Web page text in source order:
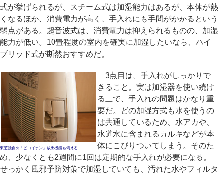
式が挙げられるが、スチーム式は加湿能力はあるが、本体が熱
くなるほか、消費電力が高く、手入れにも手間がかかるという
弱点がある。超音波式は、消費電力は抑えられるものの、加湿
能力が低い。10畳程度の室内を確実に加湿したいなら、ハイ
ブリッド式が断然おすすめだ。
東芝独自の「ピコイオン」放出機能も備える
3点目は、手入れがしっかりで
きること。実は加湿器を使い続け
る上で、手入れの問題はかなり重
要だ。どの加湿方式も水を使うの
は共通しているため、水アカや、
水道水に含まれるカルキなどが本
体にこびりついてしまう。そのた
め、少なくとも2週間に1回は定期的な手入れが必要になる。
せっかく風邪予防対策で加湿していても、汚れた水やフィルタ